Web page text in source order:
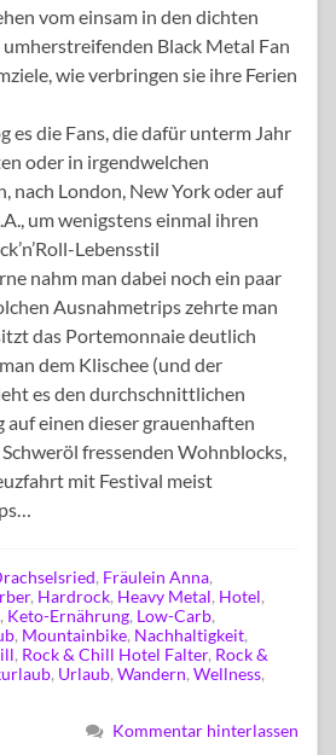
vom einsam in den dichten
Black Metal Fan
wie verbringen sie ihre Ferien
es die Fans, die dafür unterm Jahr
oder in irgendwelchen
nach London, New York oder auf
um wenigstens einmal ihren
Lebensstil
nahm man dabei noch ein paar
Ausnahmetrips zehrte man
das Portemonnaie deutlich
dem Klischee (und der
es den durchschnittlichen
auf einen dieser grauenhaften
fressenden Wohnblocks,
mit Festival meist
, Fräulein Anna,
, Hardrock, Heavy Metal, Hotel,
, Keto-Ernährung, Low-Carb,
, Mountainbike, Nachhaltigkeit,
, Rock & Chill Hotel Falter, Rock &
, Urlaub, Wandern, Wellness,
Kommentar hinterlassen